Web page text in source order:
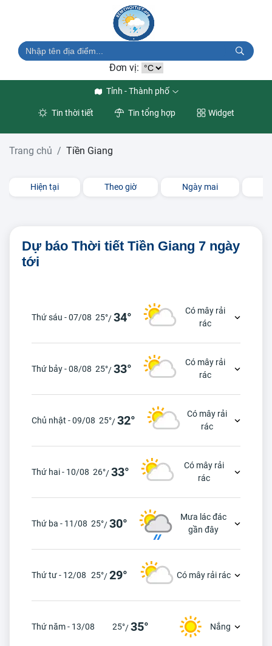
Đơn vị:
Tỉnh - Thành phố
Tin thời tiết Tin tổng hợp Widget
Trang chủ Tiền Giang
Hiện tại Theo giờ Ngày mai
Dự báo Thời tiết Tiền Giang 7 ngày
tới
Thứ sáu - 07/08 25°/34°
Có mây rải
rác
Thứ bảy - 08/08 25°/33°
Có mây rải
rác
Chủ nhật - 09/08 25°/32°
Có mây rải
rác
Thứ hai - 10/08 26°/33°
Có mây rải
rác
Thứ ba - 11/08 25°/30°
Mưa lác đác
gần đây
Thứ tư - 12/08 25°/29° Có mây rải rác
Thứ năm - 13/08 25°/35° Nắng